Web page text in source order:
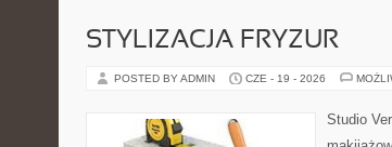
STYLIZACJA FRYZUR
POSTED BY ADMIN CZE - 19 - 2026
Studio